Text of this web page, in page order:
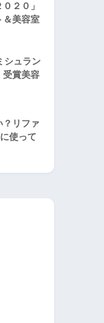
２０」
＆美容室
シュラン
受賞美容
？リファ
使って